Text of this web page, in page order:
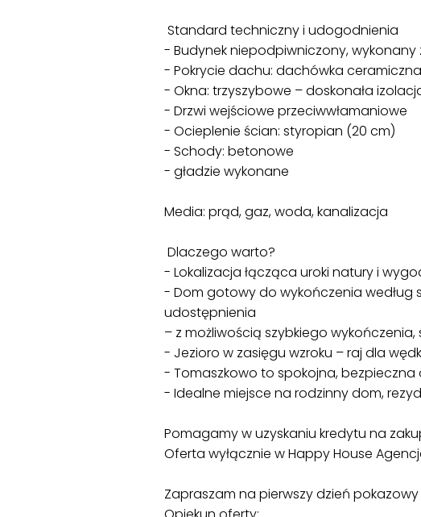
Standard techniczny i udogodnienia
- Budynek niepodpiwniczony, wykonany
- Pokrycie dachu: dachówka ceramiczna
- Okna: trzyszybowe – doskonała
- Drzwi wejściowe przeciwwłamaniowe
- Ocieplenie ścian: styropian (20 cm)
- Schody: betonowe
- gładzie wykonane
Media: prąd, gaz, woda, kanalizacja
Dlaczego warto?
- Lokalizacja łącząca uroki natury i
- Dom gotowy do wykończenia
udostępnienia
– z możliwością szybkiego
- Jezioro w zasięgu wzroku – raj dla
- Tomaszkowo to spokojna,
- Idealne miejsce na rodzinny dom,
Pomagamy w uzyskaniu kredytu na
Oferta wyłącznie w Happy House
Zapraszam na pierwszy dzień